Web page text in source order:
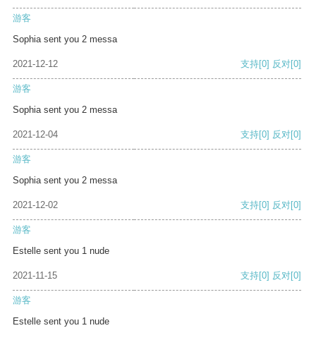
游客
Sophia sent you 2 messa
2021-12-12 支持[0] 反对[0]
游客
Sophia sent you 2 messa
2021-12-04 支持[0] 反对[0]
游客
Sophia sent you 2 messa
2021-12-02 支持[0] 反对[0]
游客
Estelle sent you 1 nude
2021-11-15 支持[0] 反对[0]
游客
Estelle sent you 1 nude